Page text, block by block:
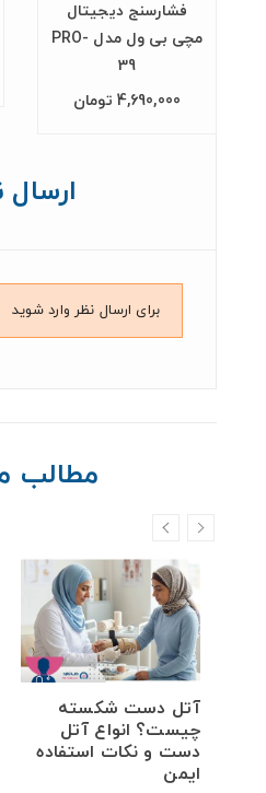
فشارسنج دیجیتال
مچی بی ول مدل PRO-
39
4,690,000 تومان
ارسال
برای ارسال نظر وارد شوید
مطالب
آتل دست شکسته
چیست؟ انواع آتل
دست و نکات استفاده
ایمن